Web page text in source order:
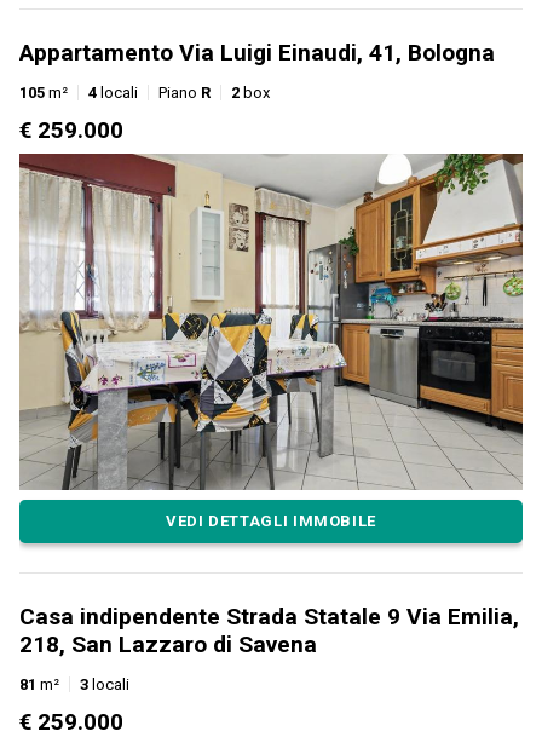
Appartamento Via Luigi Einaudi, 41, Bologna
105 m² 4 locali Piano R 2 box
€ 259.000
VEDI DETTAGLI IMMOBILE
Casa indipendente Strada Statale 9 Via Emilia,
218, San Lazzaro di Savena
81 m² 3 locali
€ 259.000